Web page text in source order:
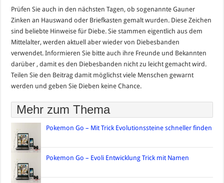
Prüfen Sie auch in den nächsten Tagen, ob sogenannte Gauner
Zinken an Hauswand oder Briefkasten gemalt wurden. Diese Zeichen
sind beliebte Hinweise für Diebe. Sie stammen eigentlich aus dem
Mittelalter, werden aktuell aber wieder von Diebesbanden
verwendet. Informieren Sie bitte auch ihre Freunde und Bekannten
darüber , damit es den Diebesbanden nicht zu leicht gemacht wird.
Teilen Sie den Beitrag damit möglichst viele Menschen gewarnt
werden und geben Sie Dieben keine Chance.
Mehr zum Thema
Pokemon Go – Mit Trick Evolutionssteine schneller finden
Pokemon Go – Evoli Entwicklung Trick mit Namen